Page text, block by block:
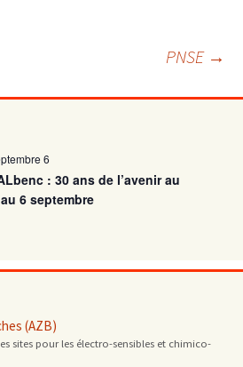
PNSE →
6
: 30 ans de l’avenir au
6 septembre
(AZB)
sites pour les électro-sensibles et chimico-